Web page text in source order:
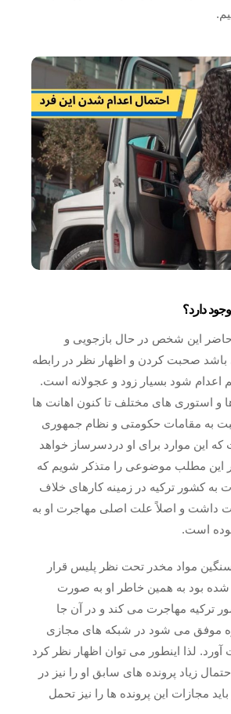
دارد؟
حاضر این شخص در حال بازجویی و
‌باشد صحبت کردن و اظهار نظر در رابطه
اعدام شود بسیار زود و عجولانه است.
و استوری ‌های مختلف تا کنون اهانت‌ ها
به مقامات حکومتی و نظام جمهوری
این موارد برای او دردسرساز خواهد
این مطلب موضوعی را متذکر شویم که
به کشور ترکیه در زمینه کارهای خلاف
داشت و اصلاً علت اصلی مهاجرت او به
است.
مواد مخدر تحت نظر پلیس قرار
بود به همین خاطر او به صورت
ترکیه مهاجرت می ‌کند و در آن جا
موفق می ‌شود در شبکه ‌های مجازی
لذا اینطور می ‌توان اظهار نظر کرد
زیاد پرونده‌ های سابق او را نیز در
مجازات این پرونده‌ ها را نیز تحمل